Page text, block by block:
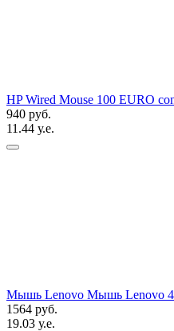
HP Wired Mouse 100 EURO
940 руб.
11.44 у.е.
Мышь Lenovo Мышь Lenovo
1564 руб.
19.03 у.е.